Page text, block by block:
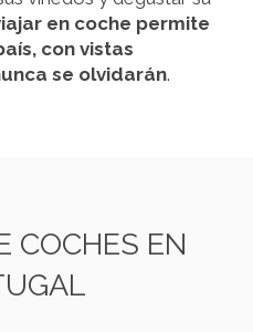
en coche permite
con vistas
se olvidarán.
COCHES EN